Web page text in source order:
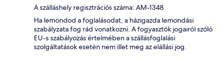
A szálláshely regisztrációs száma: AM-1348
Ha lemondod a foglalásodat, a házigazda lemondási
szabályzata fog rád vonatkozni. A fogyasztók jogairól szóló
EU-s szabályozás értelmében a szállásfoglalási
szolgáltatások esetén nem illet meg az elállási jog.